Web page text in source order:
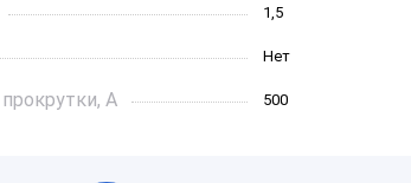
1,5
Нет
A 500